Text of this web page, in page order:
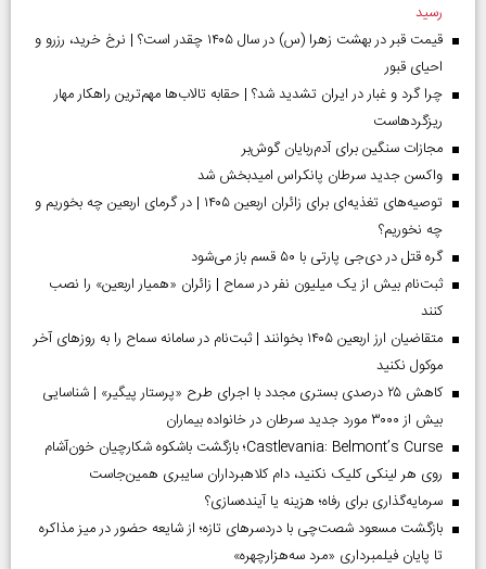
رسید
قیمت قبر در بهشت زهرا (س) در سال ۱۴۰۵ چقدر است؟ | نرخ خرید، رزرو و
احیای قبور
چرا گرد و غبار در ایران تشدید شد؟ | حقابه تالاب‌ها مهم‌ترین راهکار مهار
ریزگردهاست
مجازات سنگین برای آدم‌ربایان گوش‌بر
واکسن جدید سرطان پانکراس امیدبخش شد
توصیه‌های تغذیه‌ای برای زائران اربعین ۱۴۰۵ | در گرمای اربعین چه بخوریم و
چه نخوریم؟
گره قتل در دی‌جی پارتی با ۵۰ قسم باز می‌شود
ثبت‌نام بیش از یک میلیون نفر در سماح | زائران «همیار اربعین» را نصب
کنند
متقاضیان ارز اربعین ۱۴۰۵ بخوانند | ثبت‌نام در سامانه سماح را به روز‌های آخر
موکول نکنید
کاهش ۲۵ درصدی بستری مجدد با اجرای طرح «پرستار پیگیر» | شناسایی
بیش از ۳۰۰۰ مورد جدید سرطان در خانواده بیماران
Castlevania: Belmont’s Curse؛ بازگشت باشکوه شکارچیان خون‌آشام
روی هر لینکی کلیک نکنید، دام کلاهبرداران سایبری همین‌جاست
سرمایه‌گذاری برای رفاه؛ هزینه یا آینده‌سازی؟
بازگشت مسعود شصت‌چی با دردسر‌های تازه؛ از شایعه حضور در میز مذاکره
تا پایان فیلمبرداری «مرد سه‌هزارچهره»